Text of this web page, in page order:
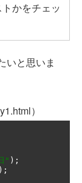
かをチェッ
いと思いま
）
" );
);